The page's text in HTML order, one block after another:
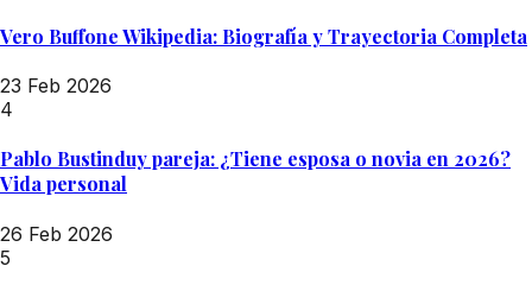
Vero Buffone Wikipedia: Biografía y Trayectoria Completa
23 Feb 2026
4
Pablo Bustinduy pareja: ¿Tiene esposa o novia en 2026?
Vida personal
26 Feb 2026
5